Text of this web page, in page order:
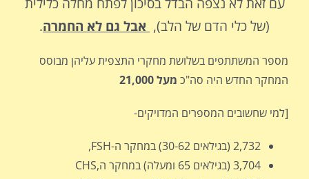
(של כלי הדם של הלב), אבל גם לא החמרה.
מספר המשתתפים בשלושת מחקרי התצפית עליהן מבוסס
המחקר החדש היה סה"כ מעל 21,000
[למי שחשובים המספרים המדויקים-
2,732 (בגילאים 30-62) במחקר ה-FSH,
3,704 (בגילאים 65 ומעלה) במחקר ה,CHS